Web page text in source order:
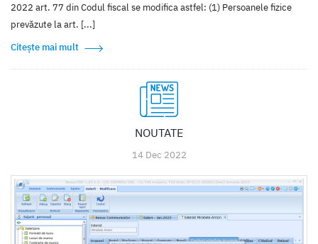
2022 art. 77 din Codul fiscal se modifica astfel: (1) Persoanele fizice
prevăzute la art. [...]
Citește mai mult
NOUTATE
14 Dec 2022